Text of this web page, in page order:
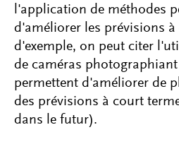
l'application de méthodes
d'améliorer les prévisions
d'exemple, on peut citer
de caméras
permettent d'améliorer de
des prévisions à court
dans le futur).